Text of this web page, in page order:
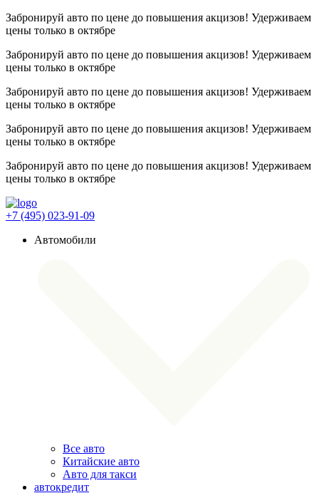
Забронируй авто по цене до повышения акцизов! Удерживаем
цены только в октябре
Забронируй авто по цене до повышения акцизов! Удерживаем
цены только в октябре
Забронируй авто по цене до повышения акцизов! Удерживаем
цены только в октябре
Забронируй авто по цене до повышения акцизов! Удерживаем
цены только в октябре
Забронируй авто по цене до повышения акцизов! Удерживаем
цены только в октябре
+7 (495) 023-91-09
Автомобили
Все авто
Китайские авто
Авто для такси
автокредит